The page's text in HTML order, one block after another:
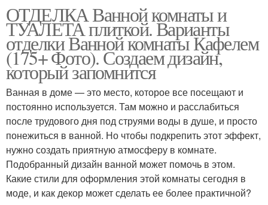
ОТДЕЛКА Ванной комнаты и
ТУАЛЕТА плиткой. Варианты
отделки Ванной комнаты Кафелем
(175+ Фото). Создаем дизайн,
который запомнится
Ванная в доме — это место, которое все посещают и
постоянно используется. Там можно и расслабиться
после трудового дня под струями воды в душе, и просто
понежиться в ванной. Но чтобы подкрепить этот эффект,
нужно создать приятную атмосферу в комнате.
Подобранный дизайн ванной может помочь в этом.
Какие стили для оформления этой комнаты сегодня в
моде, и как декор может сделать ее более практичной?